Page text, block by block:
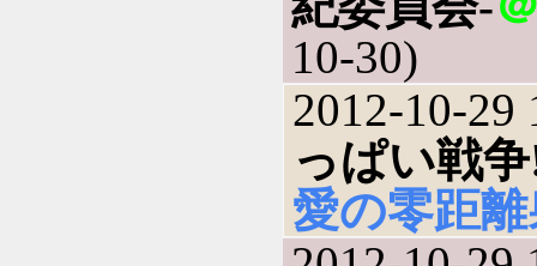
10-30)
2012-10-29
っぱい戦
愛の零距